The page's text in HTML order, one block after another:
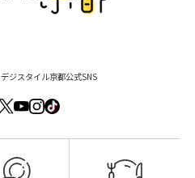
デジスタイル京都公式SNS